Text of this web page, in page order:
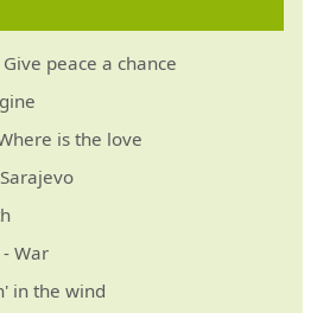
peace a chance
is the love
War
in the wind